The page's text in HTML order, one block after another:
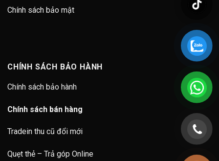
Chính sách bảo mật
CHÍNH SÁCH BẢO HÀNH
Chính sách bảo hành
Chính sách bán hàng
Tradein thu cũ đổi mới
Quẹt thẻ – Trả góp Online